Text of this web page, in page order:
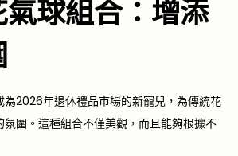
球組合：增添
為2026年退休禮品市場的新寵兒，為傳統花
圍。這種組合不僅美觀，而且能夠根據不